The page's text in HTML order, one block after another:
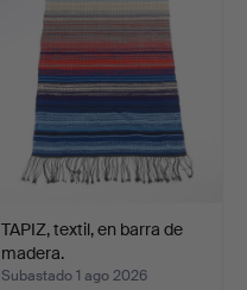
TAPIZ, textil, en barra de
madera.
Subastado 1 ago 2026